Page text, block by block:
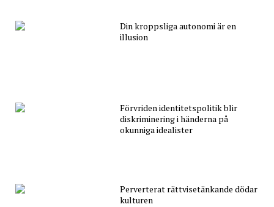
Din kroppsliga autonomi är en
illusion
Förvriden identitetspolitik blir
diskriminering i händerna på
okunniga idealister
Perverterat rättvisetänkande dödar
kulturen